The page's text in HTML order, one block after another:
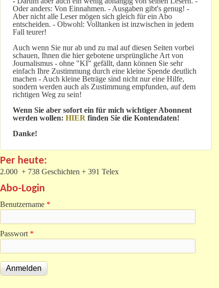
Oder anders: Von Einnahmen. - Ausgaben gibt's genug! -
Aber nicht alle Leser mögen sich gleich für ein Abo
entscheiden. - Obwohl: Volltanken ist inzwischen in jedem
Fall teurer!
Auch wenn Sie nur ab und zu mal auf diesen Seiten vorbei
schauen, Ihnen die hier gebotene ursprüngliche Art von
Journalismus - ohne "KI" gefällt, dann können Sie sehr
einfach Ihre Zustimmung durch eine kleine Spende deutlich
machen - Auch kleine Beträge sind nicht nur eine Hilfe,
sondern werden auch als Zustimmung empfunden, auf dem
richtigen Weg zu sein!
Wenn Sie aber sofort ein für mich wichtiger Abonnent
werden wollen: HIER finden Sie die Kontendaten!
Danke!
Per heute:
2.000 + 738 Geschichten + 391 Telex
Abo-Login
Benutzername *
Passwort *